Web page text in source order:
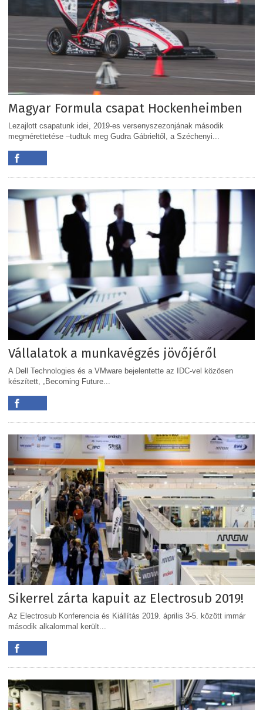
Magyar Formula csapat Hockenheimben
Lezajlott csapatunk idei, 2019-es versenyszezonjának második
megmérettetése –tudtuk meg Gudra Gábrieltől, a Széchenyi...
Vállalatok a munkavégzés jövőjéről
A Dell Technologies és a VMware bejelentette az IDC-vel közösen
készített, „Becoming Future...
Sikerrel zárta kapuit az Electrosub 2019!
Az Electrosub Konferencia és Kiállítás 2019. április 3-5. között immár
második alkalommal került...